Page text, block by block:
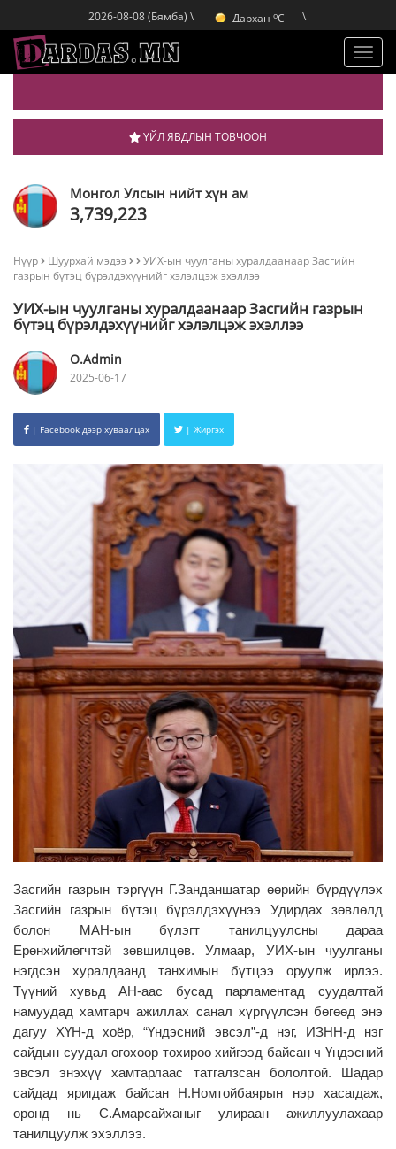
2026-08-08 (Бямба) \ Дархан oC
Эрдэнэт C
\
ҮЙЛ ЯВДЛЫН ТОВЧООН
Монгол Улсын нийт хүн ам
3,739,223
Нүүр Шуурхай мэдээ
УИХ-ын чуулганы хуралдаанаар Засгийн
газрын бүтэц бүрэлдэхүүнийг хэлэлцэж эхэллээ
УИХ-ын чуулганы хуралдаанаар Засгийн газрын
бүтэц бүрэлдэхүүнийг хэлэлцэж эхэллээ
O.Admin
2025-06-17
| Facebook дээр хуваалцах | Жиргэх
Засгийн газрын тэргүүн Г.Занданшатар өөрийн бүрдүүлэх
Засгийн газрын бүтэц бүрэлдэхүүнээ Удирдах зөвлөлд
болон МАН-ын бүлэгт танилцуулсны дараа
Ерөнхийлөгчтэй зөвшилцөв. Улмаар, УИХ-ын чуулганы
нэгдсэн хуралдаанд танхимын бүтцээ оруулж ирлээ.
Түүний хувьд АН-аас бусад парламентад суудалтай
намуудад хамтарч ажиллах санал хүргүүлсэн бөгөөд энэ
дагуу ХҮН-д хоёр, “Үндэсний эвсэл”-д нэг, ИЗНН-д нэг
сайдын суудал өгөхөөр тохироо хийгээд байсан ч Үндэсний
эвсэл энэхүү хамтарлаас татгалзсан бололтой. Шадар
сайдад яригдаж байсан Н.Номтойбаярын нэр хасагдаж,
оронд нь С.Амарсайханыг улираан ажиллуулахаар
танилцуулж эхэллээ.